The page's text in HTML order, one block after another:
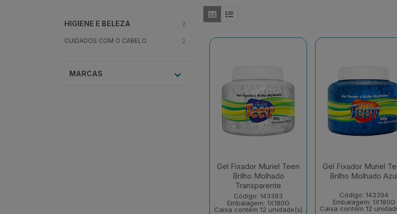
HIGIENE E BELEZA 2
CUIDADOS COM O CABELO 2
MARCAS
Gel Fixador Muriel Teen
Brilho Molhado
Transparente
Código: 143393
Embalagem: 1X180G
Caixa contém 12 unidade(s)
Gel Fixador Muriel
Brilho Molhado Azul
Código: 143394
Embalagem: 1X180G
Caixa contém 12